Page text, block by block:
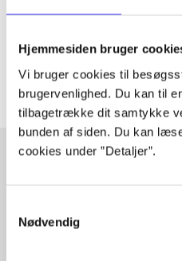
Hjemmesiden bruger
Vi bruger cookies til
brugervenlighed. Du kan til
tilbagetrække dit samtykke
bunden af siden. Du kan
cookies under ”Detaljer”.
Nødvendig
Artiklerne i handler ofte om
Fra